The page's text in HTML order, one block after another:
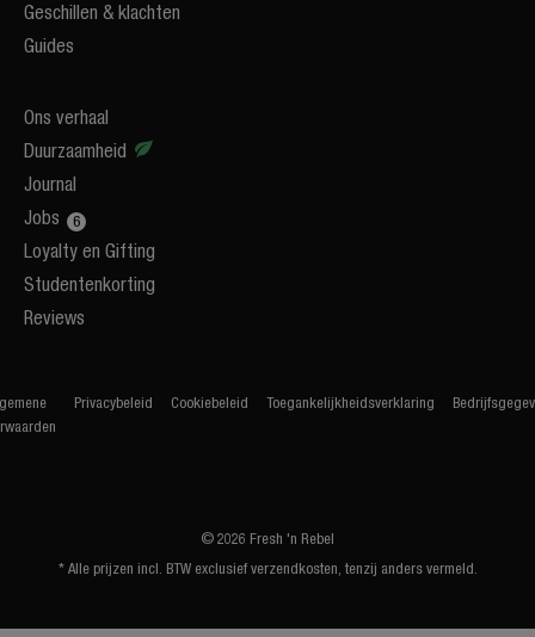
Geschillen & klachten
Guides
Ons verhaal
Duurzaamheid
Journal
Jobs
Loyalty en Gifting
Studentenkorting
Reviews
Privacybeleid Cookiebeleid Toegankelijkheidsverklaring
© 2026 Fresh 'n Rebel
* Alle prijzen incl. BTW exclusief verzendkosten, tenzij anders vermeld.